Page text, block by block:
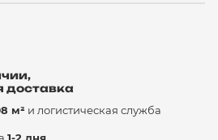
доставка
м² и логистическая служба
1-2 дня